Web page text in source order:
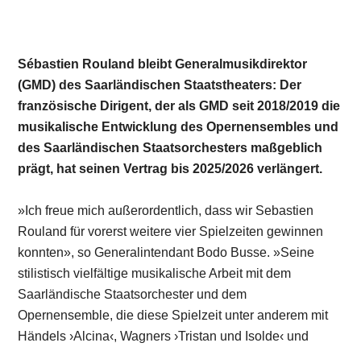
Sébastien Rouland bleibt Generalmusikdirektor
(GMD) des Saarländischen Staatstheaters: Der
französische Dirigent, der als GMD seit 2018/2019 die
musikalische Entwicklung des Opernensembles und
des Saarländischen Staatsorchesters maßgeblich
prägt, hat seinen Vertrag bis 2025/2026verlängert.
»Ich freue mich außerordentlich, dass wir Sebastien
Rouland für vorerst weitere vier Spielzeiten gewinnen
konnten», so Generalintendant Bodo Busse. »Seine
stilistisch vielfältige musikalische Arbeit mit dem
Saarländische Staatsorchester und dem
Opernensemble, die diese Spielzeit unter anderem mit
Händels ›Alcina‹, Wagners ›Tristan und Isolde‹ und